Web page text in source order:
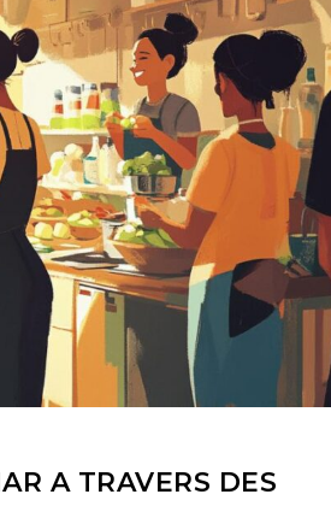
A TRAVERS DES